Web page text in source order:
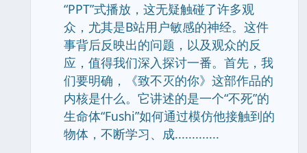
“PPT”式播放，这无疑触碰了许多观
众，尤其是B站用户敏感的神经。这件
事背后反映出的问题，以及观众的反
应，值得我们深入探讨一番。首先，我
们要明确，《致不灭的你》这部作品的
内核是什么。它讲述的是一个“不死”的
生命体“Fushi”如何通过模仿他接触到的
物体，不断学习、成.............